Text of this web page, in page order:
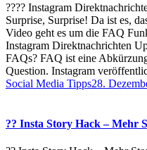
??‍?? Instagram
Surprise, Surprise! Da ist es,
Video geht es um die FAQ
Instagram Direktnachrichten
FAQs? FAQ ist eine
Question. Instagram
Social Media Tipps28.
?? Insta Story Hack – Mehr